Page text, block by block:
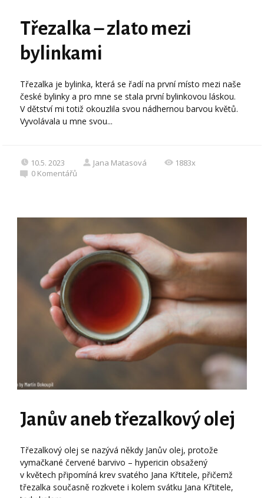
Třezalka – zlato mezi
bylinkami
Třezalka je bylinka, která se řadí na první místo mezi naše
české bylinky a pro mne se stala první bylinkovou láskou.
V dětství mi totiž okouzlila svou nádhernou barvou květů.
Vyvolávala u mne svou...
10.5. 2023 Jana Matasová
1883x
0 Komentářů
Janův aneb třezalkový olej
Třezalkový olej se nazývá někdy Janův olej, protože
vymačkané červené barvivo – hypericin obsažený
v květech připomíná krev svatého Jana Křtitele, přičemž
třezalka současně rozkvete i kolem svátku Jana Křtitele,